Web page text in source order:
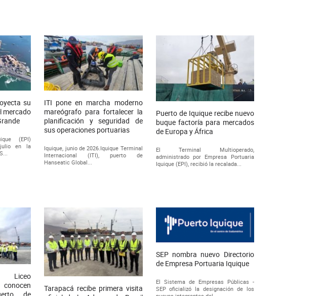
su
mercado
(EPI)
en la
ITI pone en marcha moderno
mareógrafo para fortalecer la
planificación y seguridad de
sus operaciones portuarias
Iquique, junio de 2026.Iquique Terminal
Internacional (ITI), puerto de
Hanseatic Global...
Puerto de Iquique recibe nuevo
buque factoría para mercados
de Europa y África
El Terminal Multioperado,
administrado por Empresa Portuaria
Iquique (EPI), recibió la recalada...
Liceo
conocen
Tarapacá recibe primera visita
SEP nombra nuevo Directorio
de Empresa Portuaria Iquique
El Sistema de Empresas Públicas -
SEP oficializó la designación de los